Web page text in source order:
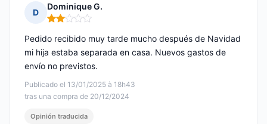
D
Dominique G.
Nota: 2 de 5
Publicado el 13/01/2025 à 18h43
tras una compra de 20/12/2024
Pedido recibido muy tarde mucho después de Navidad
mi hija estaba separada en casa. Nuevos gastos de
envío no previstos.
Opinión traducida